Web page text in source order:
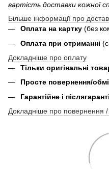
вартість доставки кожної
Більше інформації про
Оплата на картку (без
Оплата при отриманні
Докладніше про оплату
Тільки оригінальні
Просте повернення/
Гарантійне і
Докладніше про повернення /